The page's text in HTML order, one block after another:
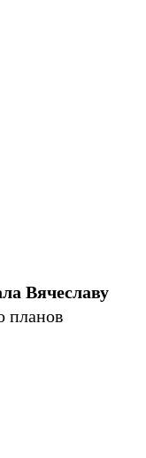
Вячеславу
планов